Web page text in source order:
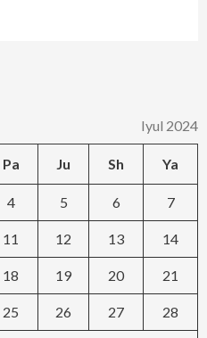
Iyul 2024
Pa Ju Sh Ya
4 5 6 7
11 12 13 14
18 19 20 21
25 26 27 28